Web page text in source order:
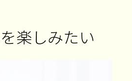
楽しみたい